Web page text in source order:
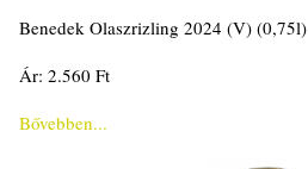
Benedek Olaszrizling 2024 (V) (0,75l)
Ár: 2.560 Ft
Bővebben...